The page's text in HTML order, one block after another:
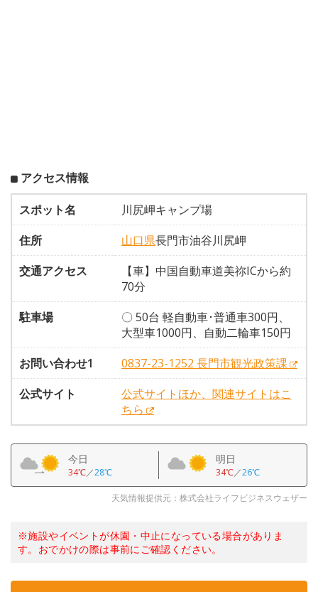
アクセス情報
スポット名
川尻岬キャンプ場
住所
山口県長門市油谷川尻岬
交通アクセス
【車】中国自動車道美祢ICから約
70分
駐車場
〇 50台 軽自動車･普通車300円、
大型車1000円、自動二輪車150円
お問い合わせ1
0837-23-1252 長門市観光政策課
公式サイト
公式サイトほか、関連サイトはこ
ちら
今日
34℃／28℃
明日
34℃／26℃
天気情報提供元：株式会社ライフビジネスウェザー
※施設やイベントが休園・中止になっている場合がありま
す。おでかけの際は事前にご確認ください。